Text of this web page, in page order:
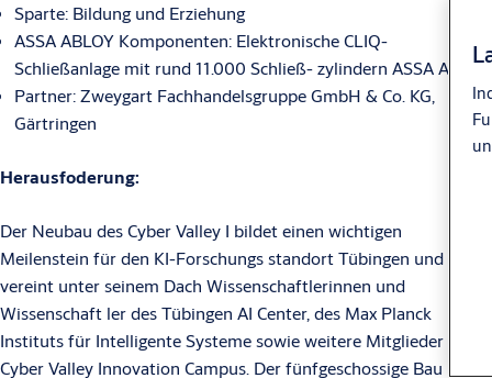
Sparte: Bildung und Erziehung
ASSA ABLOY Komponenten: Elektronische CLIQ-
Schließanlage mit rund 11.000 Schließ- zylindern ASSA ABLOY
Partner: Zweygart Fachhandelsgruppe GmbH & Co. KG,
Gärtringen
Herausfoderung:
Der Neubau des Cyber Valley I bildet einen wichtigen
Meilenstein für den KI-Forschungs standort Tübingen und
vereint unter seinem Dach Wissenschaftlerinnen und
Wissenschaft ler des Tübingen AI Center, des Max Planck
Instituts für Intelligente Systeme sowie weitere Mitglieder des
Cyber Valley Innovation Campus. Der fünfgeschossige Bau mit